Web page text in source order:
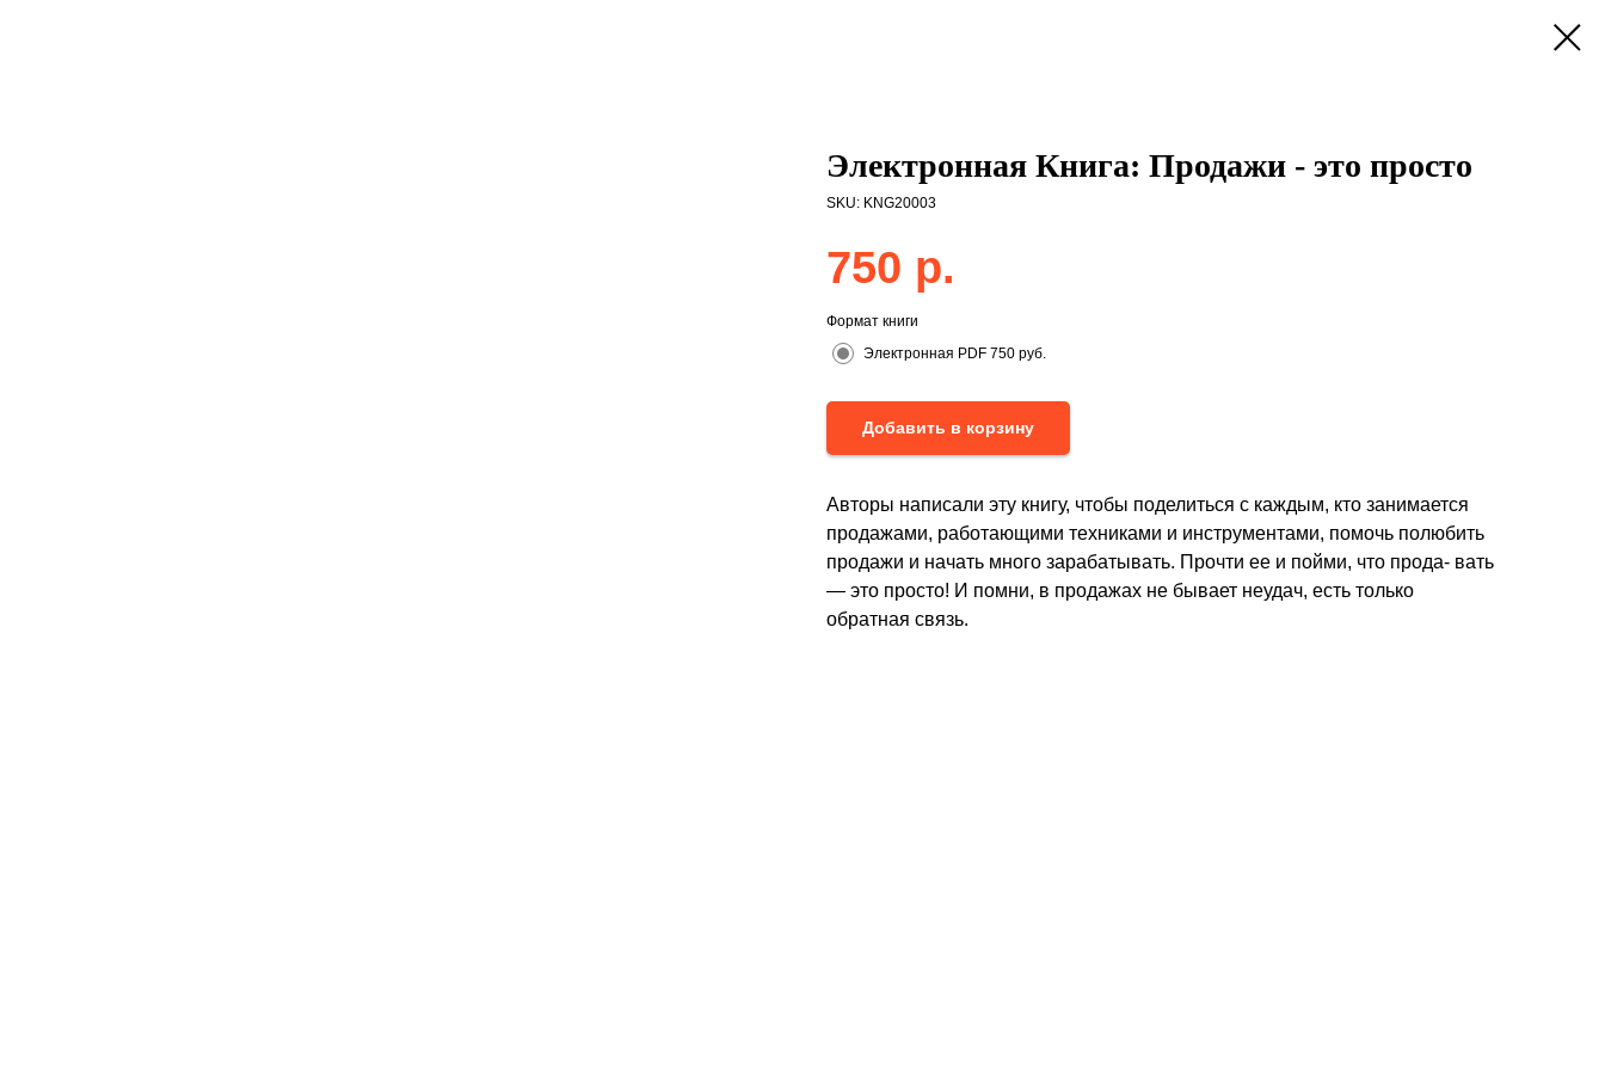
Электронная Книга: Продажи - это просто
SKU: KNG20003
750 р.
Формат книги
Электронная PDF 750 руб.
Добавить в корзину
Авторы написали эту книгу, чтобы поделиться с каждым, кто занимается
продажами, работающими техниками и инструментами, помочь полюбить
продажи и начать много зарабатывать. Прочти ее и пойми, что прода- вать
— это просто! И помни, в продажах не бывает неудач, есть только
обратная связь.